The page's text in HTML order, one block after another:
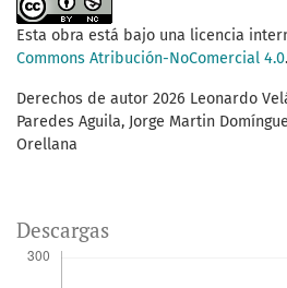
Esta obra está bajo una licencia
Commons Atribución-NoComercial 4.0.
Derechos de autor 2026 Leonardo
Paredes Aguila, Jorge Martin
Orellana
Descargas